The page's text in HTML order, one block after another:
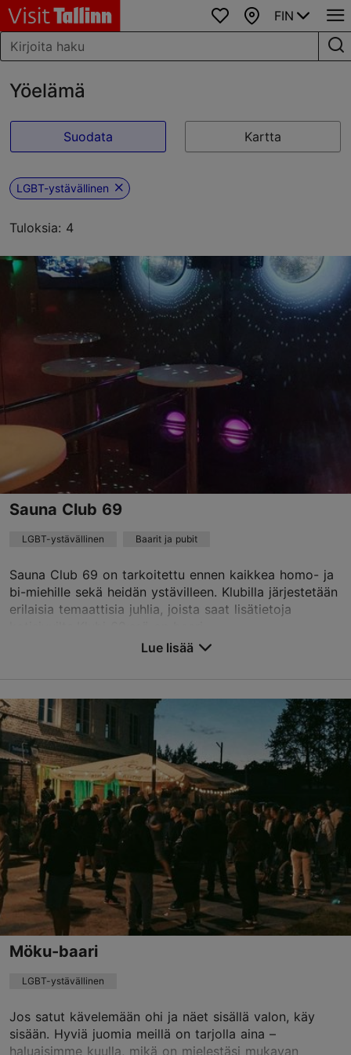
SuosikitKartta
FIN
Yöelämä
Suodata Kartta
LGBT-ystävällinen
Tuloksia: 4
Sauna Club 69
LGBT-ystävällinen Baarit ja pubit
Sauna Club 69 on tarkoitettu ennen kaikkea homo- ja
bi-miehille sekä heidän ystävilleen. Klubilla järjestetään
erilaisia temaattisia juhlia, joista saat lisätietoja
Sakala tn 22a, Tallinn
Keskusta
01.01–31.12
ma – to 16:00–02:00
pe 16:00–07:00
la 20:00–06:00
su 16:00–02:00
Lue lisää
sauna@club69.ee
+372 6604830
Lue lisää
Möku-baari
LGBT-ystävällinen
Jos satut kävelemään ohi ja näet sisällä valon, käy
sisään. Hyviä juomia meillä on tarjolla aina –
haluaisimme kuulla, mikä on mielestäsi mukavan